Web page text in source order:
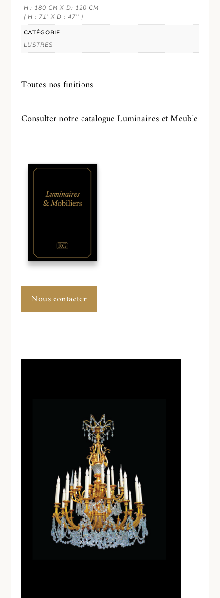
H : 180 CM X D: 120 CM
( H : 71’ X D : 47’’ )
CATÉGORIE
LUSTRES
Toutes nos finitions
Consulter notre catalogue Luminaires et Meuble
Nous contacter